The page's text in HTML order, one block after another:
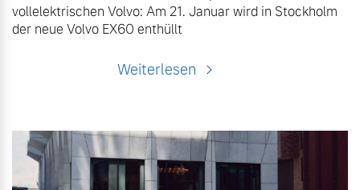
vollelektrischen Volvo: Am 21. Januar wird in Stockholm
der neue Volvo EX60 enthüllt
Weiterlesen